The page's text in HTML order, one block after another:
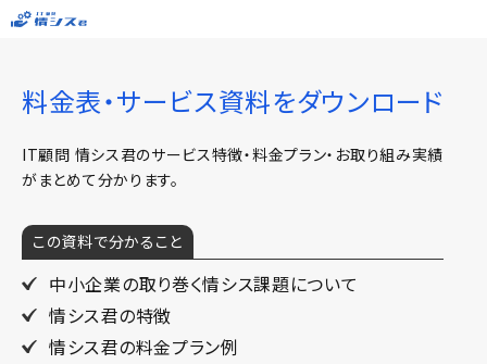
料金表・サービス資料をダウンロード
IT顧問 情シス君のサービス特徴・料金プラン・お取り組み実績
がまとめて分かります。
この資料で分かること
中小企業の取り巻く情シス課題について
情シス君の特徴
情シス君の料金プラン例